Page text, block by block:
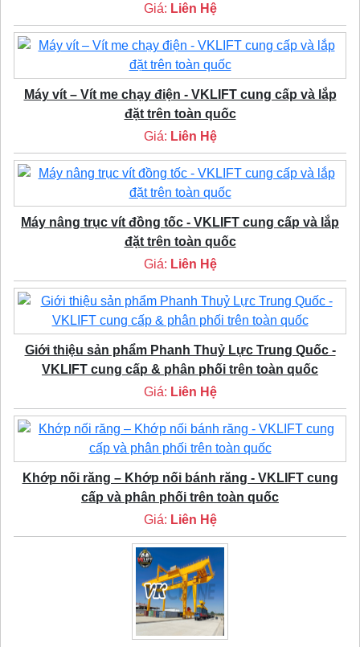
Giá: Liên Hệ
Máy vít – Vít me chạy điện - VKLIFT cung cấp và lắp
đặt trên toàn quốc
Giá: Liên Hệ
Máy nâng trục vít đồng tốc - VKLIFT cung cấp và lắp
đặt trên toàn quốc
Giá: Liên Hệ
Giới thiệu sản phẩm Phanh Thuỷ Lực Trung Quốc -
VKLIFT cung cấp & phân phối trên toàn quốc
Giá: Liên Hệ
Khớp nối răng – Khớp nối bánh răng - VKLIFT cung
cấp và phân phối trên toàn quốc
Giá: Liên Hệ